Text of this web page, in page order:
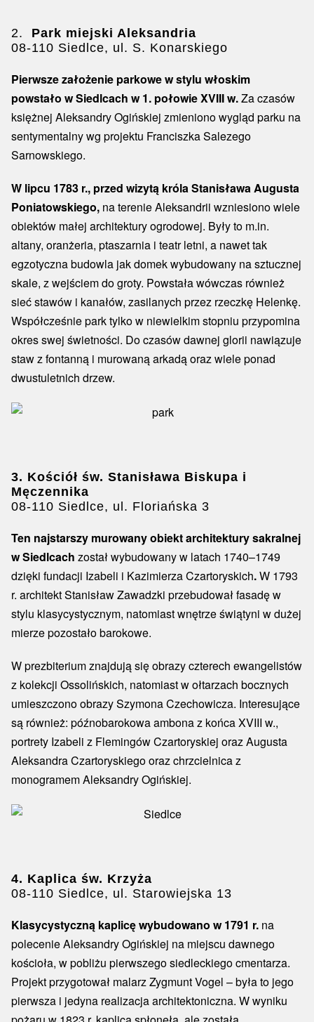
2. Park miejski Aleksandria
08-110 Siedlce, ul. S. Konarskiego
Pierwsze założenie parkowe w stylu włoskim
powstało w Siedlcach w 1. połowie XVIII w.Za czasów
księżnej Aleksandry Ogińskiej zmieniono wygląd parku na
sentymentalny wg projektu Franciszka Salezego
Sarnowskiego.
W lipcu 1783 r., przed wizytą króla Stanisława Augusta
Poniatowskiego, na terenie Aleksandrii wzniesiono wiele
obiektów małej architektury ogrodowej. Były to m.in.
altany, oranżeria, ptaszarnia i teatr letni, a nawet tak
egzotyczna budowla jak domek wybudowany na sztucznej
skale, z wejściem do groty. Powstała wówczas również
sieć stawów i kanałów, zasilanych przez rzeczkę Helenkę.
Współcześnie park tylko w niewielkim stopniu przypomina
okres swej świetności. Do czasów dawnej glorii nawiązuje
staw z fontanną i murowaną arkadą oraz wiele ponad
dwustuletnich drzew.
3. Kościół św. Stanisława Biskupa i
Męczennika
08-110 Siedlce, ul. Floriańska 3
Ten najstarszy murowany obiekt architektury sakralnej
w Siedlcach został wybudowany w latach 1740–1749
dzięki fundacji Izabeli i Kazimierza Czartoryskich.W 1793
r. architekt Stanisław Zawadzki przebudował fasadę w
stylu klasycystycznym, natomiast wnętrze świątyni w dużej
mierze pozostało barokowe.
W prezbiterium znajdują się obrazy czterech ewangelistów
z kolekcji Ossolińskich, natomiast w ołtarzach bocznych
umieszczono obrazy Szymona Czechowicza. Interesujące
są również: późnobarokowa ambona z końca XVIII w.,
portrety Izabeli z Flemingów Czartoryskiej oraz Augusta
Aleksandra Czartoryskiego oraz chrzcielnica z
monogramem Aleksandry Ogińskiej.
4. Kaplica św. Krzyża
08-110 Siedlce, ul. Starowiejska 13
Klasycystyczną kaplicę wybudowano w 1791 r. na
polecenie Aleksandry Ogińskiej na miejscu dawnego
kościoła, w pobliżu pierwszego siedleckiego cmentarza.
Projekt przygotował malarz Zygmunt Vogel – była to jego
pierwsza i jedyna realizacja architektoniczna. W wyniku